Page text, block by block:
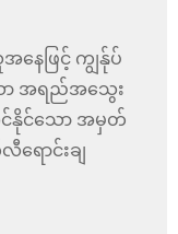
ေဖြင့် ကျွန်ုပ်
အရည်အသွေး
င်နိုင်သော အမှတ်
ရောင်းချ